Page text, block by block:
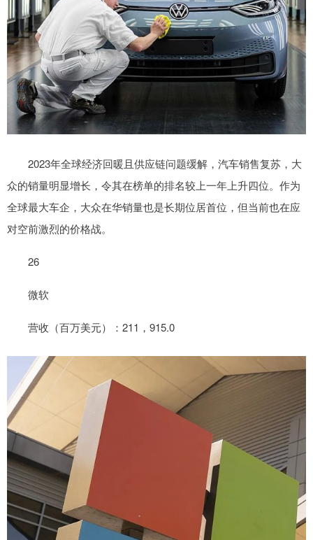
2023年全球经济回暖且供应链问题缓解，汽车销售复苏，大
众的销量明显增长，令其在榜单的排名较上一年上升四位。作为
全球最大车企，大众在华销量也是长期位居首位，但当前也在应
对空前激烈的价格战。
26
微软
营收（百万美元）：211，915.0